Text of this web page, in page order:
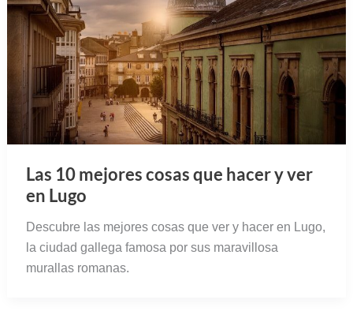
Las 10 mejores cosas que hacer y ver
en Lugo
Descubre las mejores cosas que ver y hacer en Lugo,
la ciudad gallega famosa por sus maravillosa
murallas romanas.